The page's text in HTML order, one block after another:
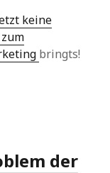
keine
bringts!
der